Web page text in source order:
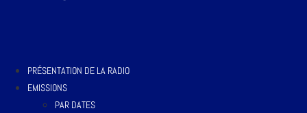
PRÉSENTATION DE LA RADIO
EMISSIONS
PAR DATES